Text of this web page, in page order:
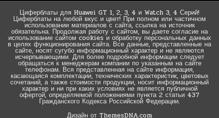
Циферблаты для Huawei GT 1, 2, 3, 4 и Watch 3, 4 Серий!
Циферблаты на любой вкус и цвет! При полном или частичном
использовании материалов с сайта, ссылка на источник
обязательна. Продолжая работу с сайтом, вы даете согласие на
использование сайтом cookies и обработку персональных данных
в целях функционирования сайта. Все данные, представленные на
сайте, носят сугубо информационный характер и не являются
исчерпывающими. Для более подробной информации следует
обращаться к менеджерам компании по указанным на сайте
телефонам. Вся представленная на сайте информация,
касающаяся комплектации, технических характеристик, цветовых
сочетаний, а также стоимости продукции, носит информационный
характер и ни при каких условиях не является публичной
офертой, определяемой положениями пункта 2 статьи 437
Гражданского Кодекса Российской Федерации.
Дизайн от ThemesDNA.com